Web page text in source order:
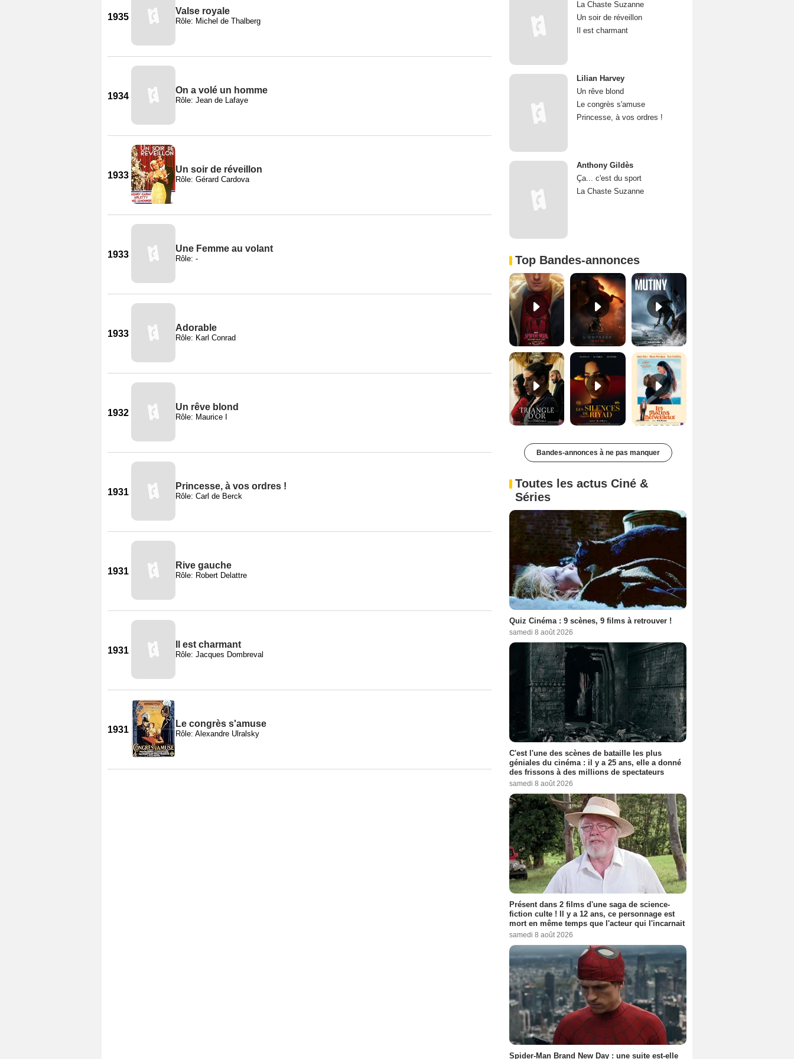
1935
Valse royale
Rôle: Michel de Thalberg
1934
On a volé un homme
Rôle: Jean de Lafaye
1933
Un soir de réveillon
Rôle: Gérard Cardova
1933
Une Femme au volant
Rôle: -
1933
Adorable
Rôle: Karl Conrad
1932
Un rêve blond
Rôle: Maurice I
1931
Princesse, à vos ordres !
Rôle: Carl de Berck
1931
Rive gauche
Rôle: Robert Delattre
1931
Il est charmant
Rôle: Jacques Dombreval
1931
Le congrès s'amuse
Rôle: Alexandre Ulralsky
La Chaste Suzanne
Un soir de réveillon
Il est charmant
Lilian Harvey
Un rêve blond
Le congrès s'amuse
Princesse, à vos ordres !
Anthony Gildès
Ça... c'est du sport
La Chaste Suzanne
Top Bandes-annonces
Spider-Man: Brand New Day Bande-annonce VO STFR L'Odyssée Bande-annonce VO STFR
Les Silences de Riyad Bande-annonce VO STFR Les Matins merveilleux Bande-annonce VF
Bandes-annonces à ne pas manquer
Toutes les actus Ciné &
Séries
Quiz Cinéma : 9 scènes, 9 films à retrouver !
samedi 8 août 2026
C'est l'une des scènes de bataille les plus
géniales du cinéma : il y a 25 ans, elle a donné
des frissons à des millions de spectateurs
samedi 8 août 2026
Présent dans 2 films d'une saga de science-
fiction culte ! Il y a 12 ans, ce personnage est
mort en même temps que l'acteur qui l'incarnait
samedi 8 août 2026
Spider-Man Brand New Day : une suite est-elle